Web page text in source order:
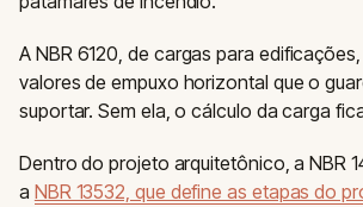
A NBR 6120, de cargas para
valores de empuxo horizontal que o
suportar. Sem ela, o cálculo da carga
Dentro do projeto arquitetônico, a NBR
a NBR 13532, que define as etapas do